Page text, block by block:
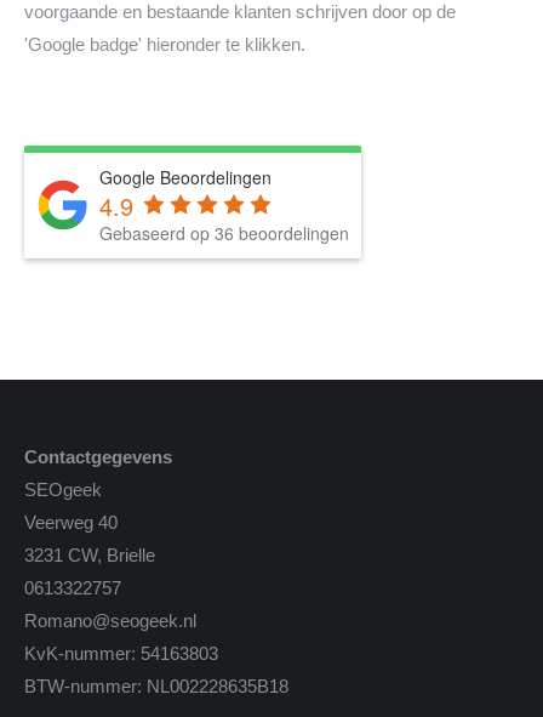
voorgaande en bestaande klanten schrijven door op de
'Google badge' hieronder te klikken.
Google Beoordelingen
4.9
Gebaseerd op 36 beoordelingen
Contactgegevens
SEOgeek
Veerweg 40
3231 CW, Brielle
0613322757
Romano@seogeek.nl
KvK-nummer: 54163803
BTW-nummer: NL002228635B18